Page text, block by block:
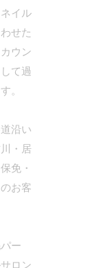
イル
せた
ウン
て過
。
沿い
・居
免・
お客
ー
ロン